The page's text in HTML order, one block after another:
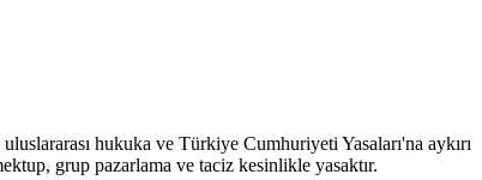
hukuka ve Türkiye Cumhuriyeti Yasaları'na aykırı
grup pazarlama ve taciz kesinlikle yasaktır.